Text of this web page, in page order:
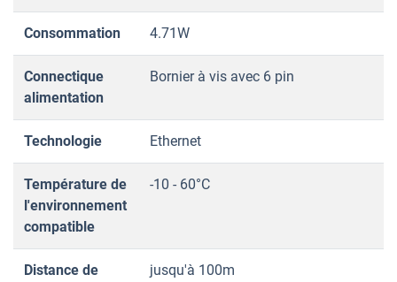
Consommation 4.71W
Connectique
alimentation
Bornier à vis avec 6 pin
Technologie Ethernet
Température de
l'environnement
compatible
-10 - 60°C
Distance de
jusqu'à 100m